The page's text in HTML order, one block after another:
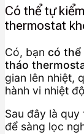
Có thể tự
thermostat
Có, bạn có thể
tháo
gian lên nhiệt,
hành vi nhiệt
Sau đây là
để sàng lọc